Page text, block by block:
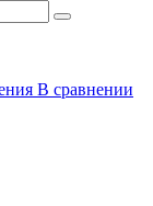
В сравнении